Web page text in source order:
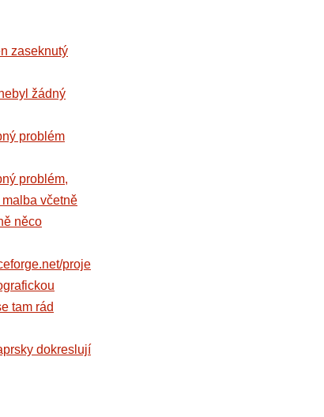
zaseknutý
žádný
problém
problém,
včetně
něco
proje
tam rád
dokreslují